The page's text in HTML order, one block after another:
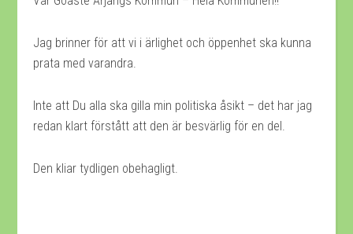
Jag brinner för att vi i ärlighet och öppenhet ska kunna
prata med varandra.
Inte att Du alla ska gilla min politiska åsikt – det har jag
redan klart förstått att den är besvärlig för en del.
Den kliar tydligen obehagligt.